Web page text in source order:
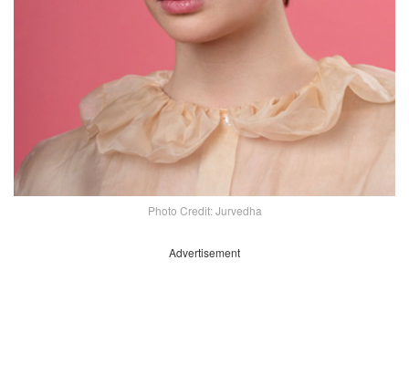
Photo Credit: Jurvedha
Advertisement